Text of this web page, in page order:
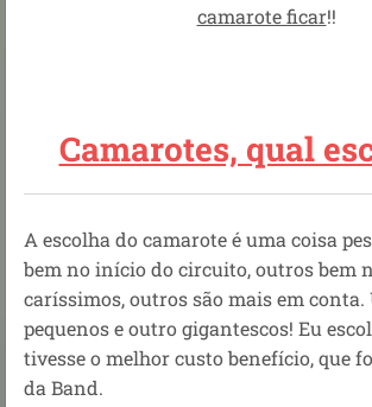
camarote ficar!!
Camarotes, qual
A escolha do camarote é uma coisa
bem no início do circuito, outros bem
caríssimos, outros são mais em conta.
pequenos e outro gigantescos! Eu
tivesse o melhor custo benefício, que
da Band.